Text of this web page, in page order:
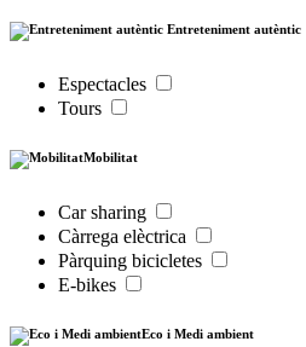
Entreteniment autèntic
Espectacles
Tours
Mobilitat
Car sharing
Càrrega elèctrica
Pàrquing bicicletes
E-bikes
Eco i Medi ambient